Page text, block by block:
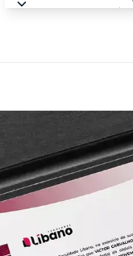
Atenção
9.Sistema
TOTAL: